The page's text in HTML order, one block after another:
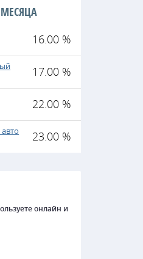
16.00 %
17.00 %
22.00 %
23.00 %
онлайн и